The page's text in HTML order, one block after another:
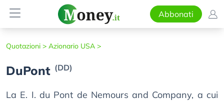
Abbonati
Quotazioni > Azionario USA >
DuPont (DD)
La E. I. du Pont de Nemours and Company, a cui